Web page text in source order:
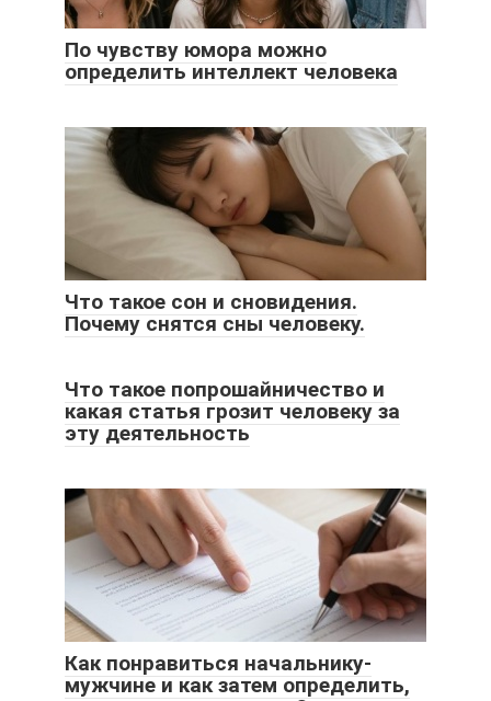
По чувству юмора можно
определить интеллект человека
Что такое сон и сновидения.
Почему снятся сны человеку.
Что такое попрошайничество и
какая статья грозит человеку за
эту деятельность
Как понравиться начальнику-
мужчине и как затем определить,